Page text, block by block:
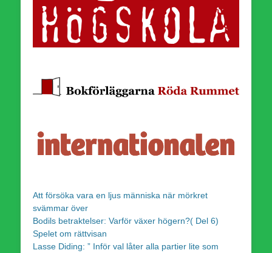
Att försöka vara en ljus människa när mörkret
svämmar över
Bodils betraktelser: Varför växer högern?( Del 6)
Spelet om rättvisan
Lasse Diding: ” Inför val låter alla partier lite som